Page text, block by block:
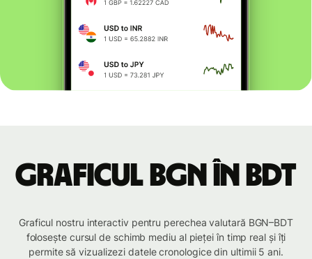
Graficul BGN în BDT
Graficul nostru interactiv pentru perechea valutară BGN–BDT
folosește cursul de schimb mediu al pieței în timp real și îți
permite să vizualizezi datele cronologice din ultimii 5 ani.